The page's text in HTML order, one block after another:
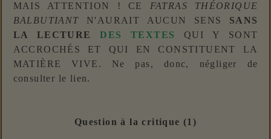
MAIS ATTENTION ! CE FATRAS THÉORIQUE
BALBUTIANT N'AURAIT AUCUN SENS SANS
LA LECTUREDES TEXTES
QUI Y SONT
ACCROCHÉS ET QUI EN CONSTITUENT LA
MATIÈRE VIVE. Ne pas, donc, négliger de
consulter le lien.
Question à la critique (1)